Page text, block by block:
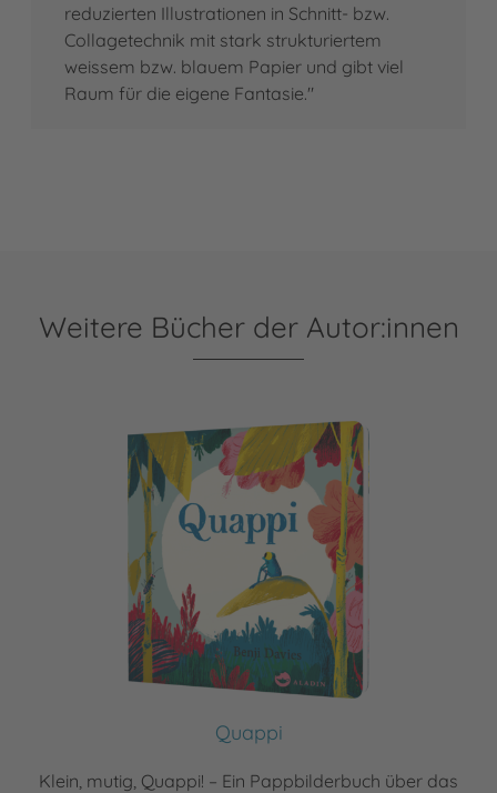
reduzierten Illustrationen in Schnitt- bzw.
Collagetechnik mit stark strukturiertem
weissem bzw. blauem Papier und gibt viel
Raum für die eigene Fantasie."
Weitere Bücher der Autor:innen
Quappi
Klein, mutig, Quappi! – Ein Pappbilderbuch über das